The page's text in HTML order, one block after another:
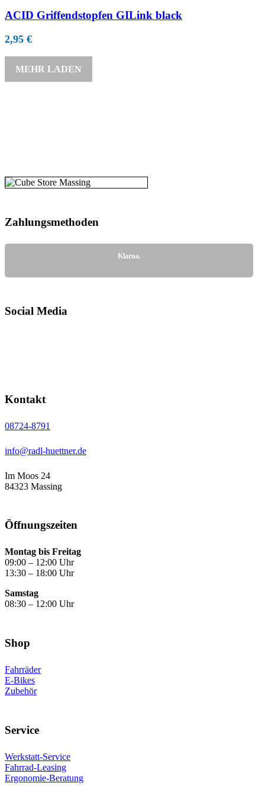
ACID Griffendstopfen GILink black
2,95 €
MEHR LADEN
Zahlungs­methoden
Klarna.
Social Media
Kontakt
08724-8791
info@radl-huettner.de
Im Moos 24
84323 Massing
Öffnungs­zeiten
Montag bis Freitag
09:00 – 12:00 Uhr
13:30 – 18:00 Uhr
Samstag
08:30 – 12:00 Uhr
Shop
Fahrräder
E-Bikes
Zubehör
Service
Werkstatt-Service
Fahrrad-Leasing
Ergonomie-Beratung